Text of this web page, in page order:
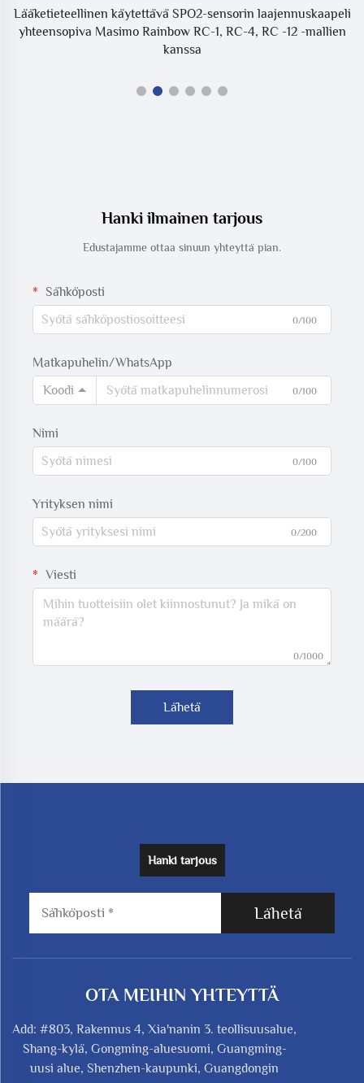
Lääketieteellinen käytettävä SPO2-sensorin laajennuskaapeli
yhteensopiva Masimo Rainbow RC-1, RC-4, RC -12 -mallien
kanssa
Hanki ilmainen tarjous
Edustajamme ottaa sinuun yhteyttä pian.
Sähköposti
0/100
Matkapuhelin/WhatsApp
Koodi
0/100
Nimi
0/100
Yrityksen nimi
0/200
Viesti
0/1000
Lähetä
Hanki tarjous
Lähetä
OTA MEIHIN YHTEYTTÄ
Add: #803, Rakennus 4, Xia'nanin 3. teollisuusalue,
Shang-kylä, Gongming-aluesuomi, Guangming-
uusi alue, Shenzhen-kaupunki, Guangdongin